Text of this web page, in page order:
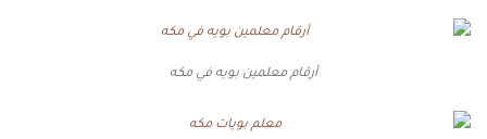
أرقام معلمين بويه في مكه